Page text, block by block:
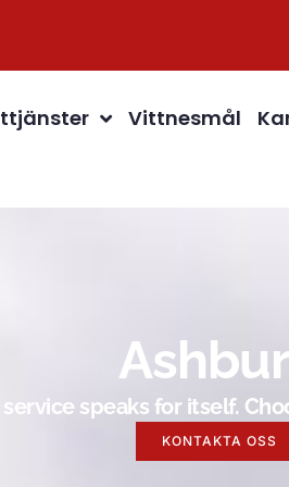
Vittnesmål
speaks for itself.
KONTAKTA OSS